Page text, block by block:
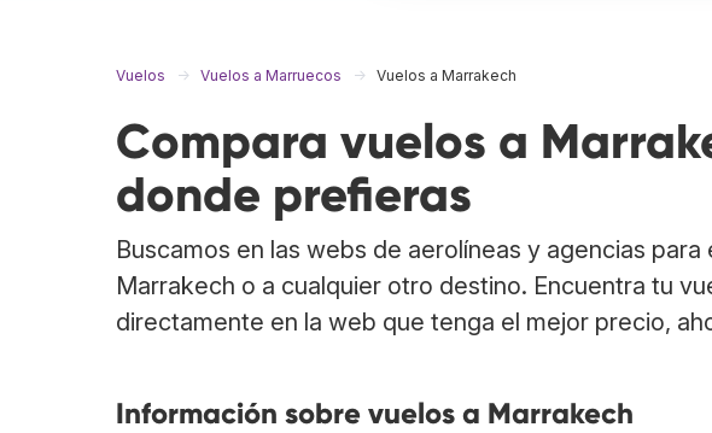
Vuelos Vuelos a Marruecos Vuelos a Marrakech
Compara vuelos a
donde prefieras
Buscamos en las webs de aerolíneas y agencias
Marrakech o a cualquier otro destino. Encuentra tu
directamente en la web que tenga el mejor precio,
Información sobre vuelos a Marrakech